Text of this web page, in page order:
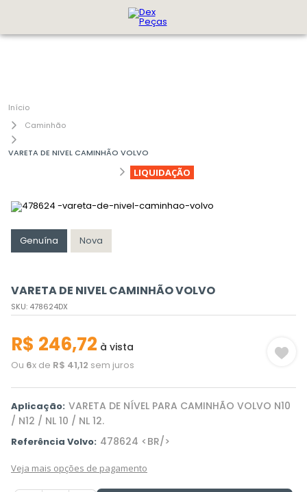
Caminhão
VARETA DE NIVEL CAMINHÃO VOLVO
LIQUIDAÇÃO
Genuína Nova
VARETA DE NIVEL CAMINHÃO VOLVO
SKU: 478624DX
R$ 246,72 à vista
Ou 6x de R$ 41,12 sem juros
Aplicação: VARETA DE NÍVEL PARA CAMINHÃO VOLVO N10
/ N12 / NL 10 / NL 12.
Referência Volvo: 478624 <BR/>
Veja mais opções de pagamento